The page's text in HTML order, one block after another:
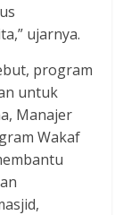
ujarnya.
program
untuk
Manajer
Wakaf